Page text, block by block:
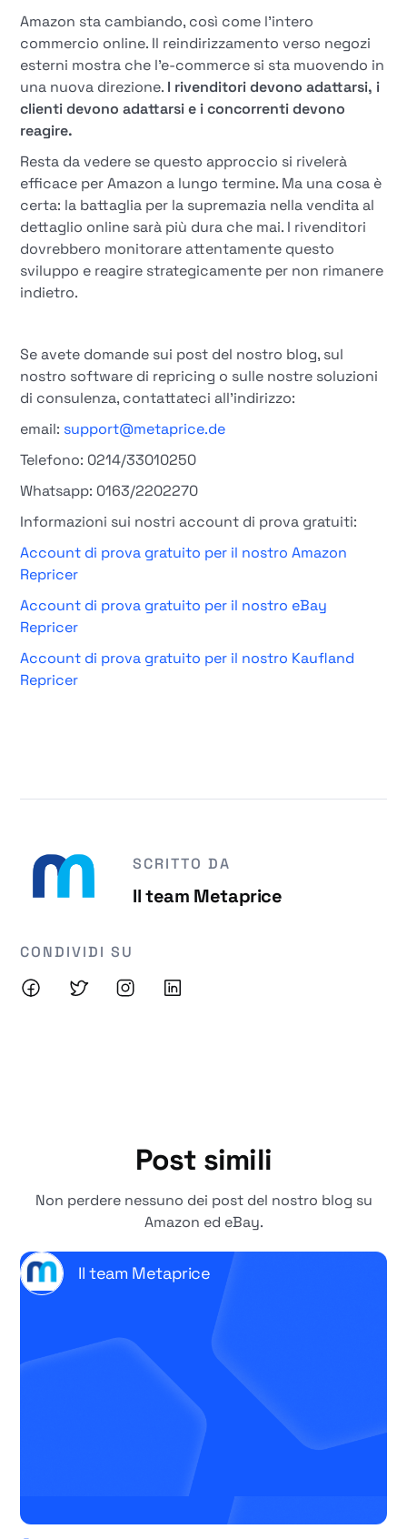
Amazon sta cambiando, così come l'intero
commercio online. Il reindirizzamento verso negozi
esterni mostra che l'e-commerce si sta muovendo in
una nuova direzione. I rivenditori devono adattarsi, i
clienti devono adattarsi e i concorrenti devono
reagire.
Resta da vedere se questo approccio si rivelerà
efficace per Amazon a lungo termine. Ma una cosa è
certa: la battaglia per la supremazia nella vendita al
dettaglio online sarà più dura che mai. I rivenditori
dovrebbero monitorare attentamente questo
sviluppo e reagire strategicamente per non rimanere
indietro.
Se avete domande sui post del nostro blog, sul
nostro software di repricing o sulle nostre soluzioni
di consulenza, contattateci all'indirizzo:
email: support@metaprice.de
Telefono: 0214/33010250
Whatsapp: 0163/2202270
Informazioni sui nostri account di prova gratuiti:
Account di prova gratuito per il nostro Amazon
Repricer
Account di prova gratuito per il nostro eBay
Repricer
Account di prova gratuito per il nostro Kaufland
Repricer
SCRITTO DA
Il team Metaprice
CONDIVIDI SU
Post simili
Non perdere nessuno dei post del nostro blog su
Amazon ed eBay.
Il team Metaprice